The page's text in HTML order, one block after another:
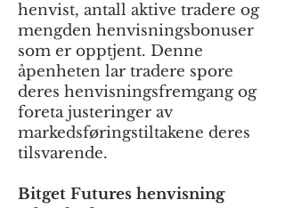
henvist, antall aktive tradere og
mengden henvisningsbonuser
som er opptjent. Denne
åpenheten lar tradere spore
deres henvisningsfremgang og
foreta justeringer av
markedsføringstiltakene deres
tilsvarende.
Bitget Futures henvisning